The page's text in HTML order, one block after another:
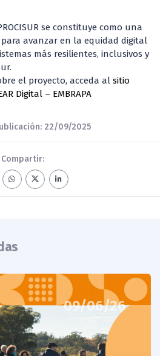
se constituye como una
avanzar en la equidad digital
más resilientes, inclusivos y
el proyecto, acceda al sitio
Digital – EMBRAPA
22/09/2025
Compartir:
09/06/26